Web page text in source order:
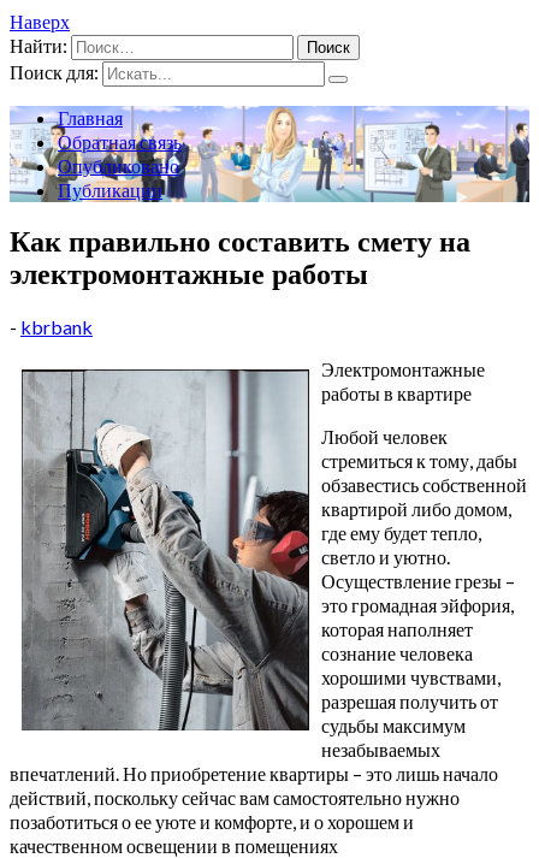
Наверх
Найти:
Поиск для:
Главная
Обратная связь
Опубликовано
Публикации
Как правильно составить смету на
электромонтажные работы
- kbrbank
Электромонтажные
работы в квартире
Любой человек
стремиться к тому, дабы
обзавестись собственной
квартирой либо домом,
где ему будет тепло,
светло и уютно.
Осуществление грезы –
это громадная эйфория,
которая наполняет
сознание человека
хорошими чувствами,
разрешая получить от
судьбы максимум
незабываемых
впечатлений. Но приобретение квартиры – это лишь начало
действий, поскольку сейчас вам самостоятельно нужно
позаботиться о ее уюте и комфорте, и о хорошем и
качественном освещении в помещениях